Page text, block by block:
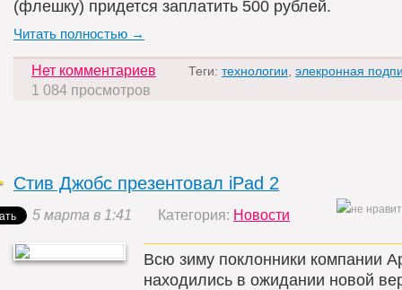
(флешку) придется заплатить 500 рублей.
Читать полностью →
Нет комментариев Теги: технологии элекронная
1 084 просмотров
Стив Джобс презентовал iPad 2
5 марта в 1:41 Категория: Новости
Всю зиму поклонники компании
находились в ожидании новой